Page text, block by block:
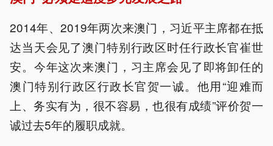
2014年、2019年两次来澳门，习近平主席都在抵
达当天会见了澳门特别行政区时任行政长官崔世
安。今年这次来澳门，习主席会见了即将卸任的
澳门特别行政区行政长官贺一诚。他用“迎难而
上、务实有为，很不容易，也很有成绩”评价贺一
诚过去5年的履职成就。